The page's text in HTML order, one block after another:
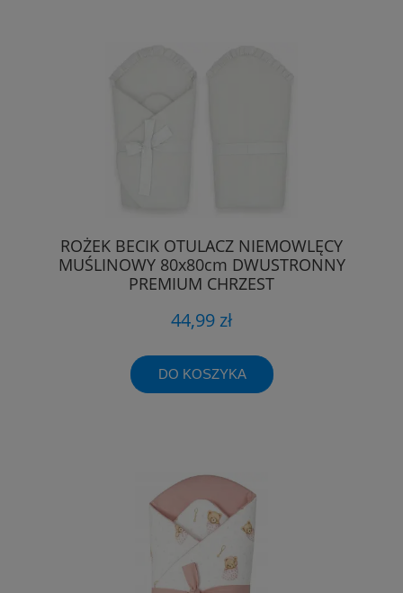
ROŻEK BECIK OTULACZ NIEMOWLĘCY
MUŚLINOWY 80x80cm DWUSTRONNY
PREMIUM CHRZEST
44,99 zł
DO KOSZYKA